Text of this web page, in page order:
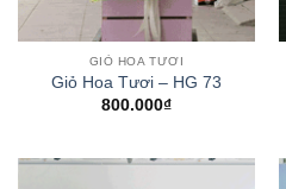
GIỎ HOA TƯƠI
Giỏ Hoa Tươi – HG 73
800.000₫